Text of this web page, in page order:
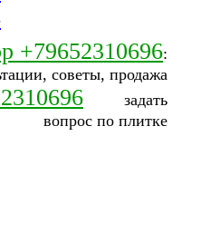
+79652310696:
советы, продажа
задать
вопрос по плитке